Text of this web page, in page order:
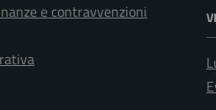
e contravvenzioni